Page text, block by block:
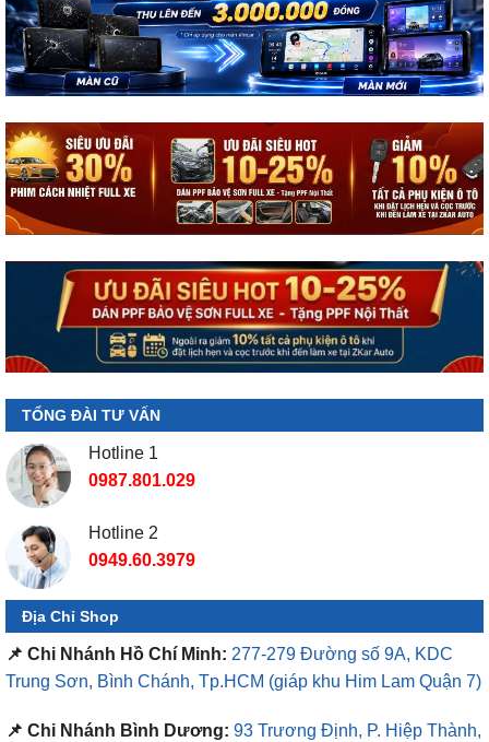
TỔNG ĐÀI TƯ VẤN
Hotline 1
0987.801.029
Hotline 2
0949.60.3979
Địa Chỉ Shop
📌 Chi Nhánh Hồ Chí Minh: 277-279 Đường số 9A, KDC
Trung Sơn, Bình Chánh, Tp.HCM (giáp khu Him Lam Quận 7)
📌 Chi Nhánh Bình Dương: 93 Trương Định, P. Hiệp Thành,